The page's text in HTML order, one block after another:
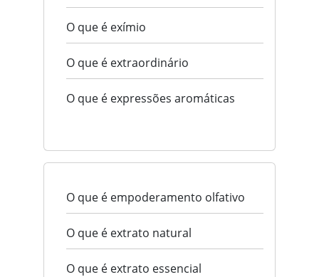
O que é exímio
O que é extraordinário
O que é expressões aromáticas
O que é empoderamento olfativo
O que é extrato natural
O que é extrato essencial